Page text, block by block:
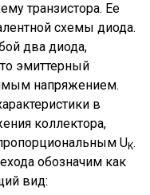
транзистора. Ее
схемы диода.
два диода,
эмиттерный
напряжением.
в
коллектора,
UK.
обозначим как
вид: